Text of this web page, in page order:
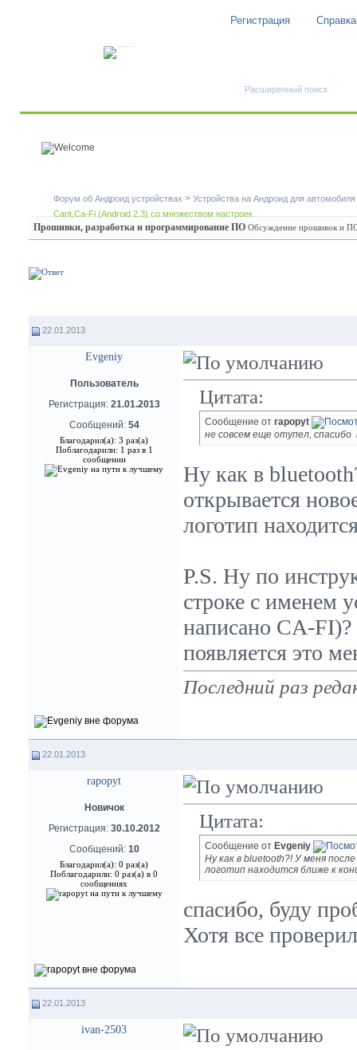
Регистрация Справка
Расширенный поиск
Форум об Андроид устройствах > Устройства на Андроид для автомобиля
Carit,Ca-Fi (Android 2.3) со множеством настроек
Прошивки, разработка и программирование ПО Обсуждение прошивок и ПО
22.01.2013
Evgeniy
Пользователь
Регистрация: 21.01.2013
Сообщений: 54
Благодарил(а): 3 раз(а)
Поблагодарили: 1 раз в 1
сообщении
Цитата:
Сообщение от rapopyt
не совсем еще отупел, спасибо
Ну как в
открывается
логотип
P.S. Ну по
строке с именем
написано CA-
появляется это
Последний раз
22.01.2013
rapopyt
Новичок
Регистрация: 30.10.2012
Сообщений: 10
Благодарил(а): 0 раз(а)
Поблагодарили: 0 раз(а) в 0
сообщениях
Цитата:
Сообщение от Evgeniy
Ну как в bluetooth?! У меня
логотип находится ближе к
спасибо, буду
Хотя все
22.01.2013
ivan-2503